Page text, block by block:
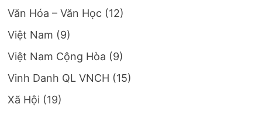
Văn Hóa – Văn Học (12)
Việt Nam (9)
Việt Nam Cộng Hòa (9)
Vinh Danh QL VNCH (15)
Xã Hội (19)